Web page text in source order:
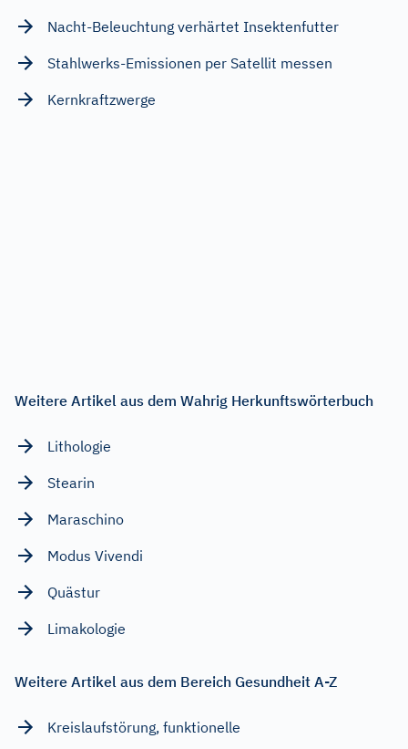
Nacht-Beleuchtung verhärtet Insektenfutter
Stahlwerks-Emissionen per Satellit messen
Kernkraftzwerge
Weitere Artikel aus dem Wahrig Herkunftswörterbuch
Lithologie
Stearin
Maraschino
Modus Vivendi
Quästur
Limakologie
Weitere Artikel aus dem Bereich Gesundheit A-Z
Kreislaufstörung, funktionelle